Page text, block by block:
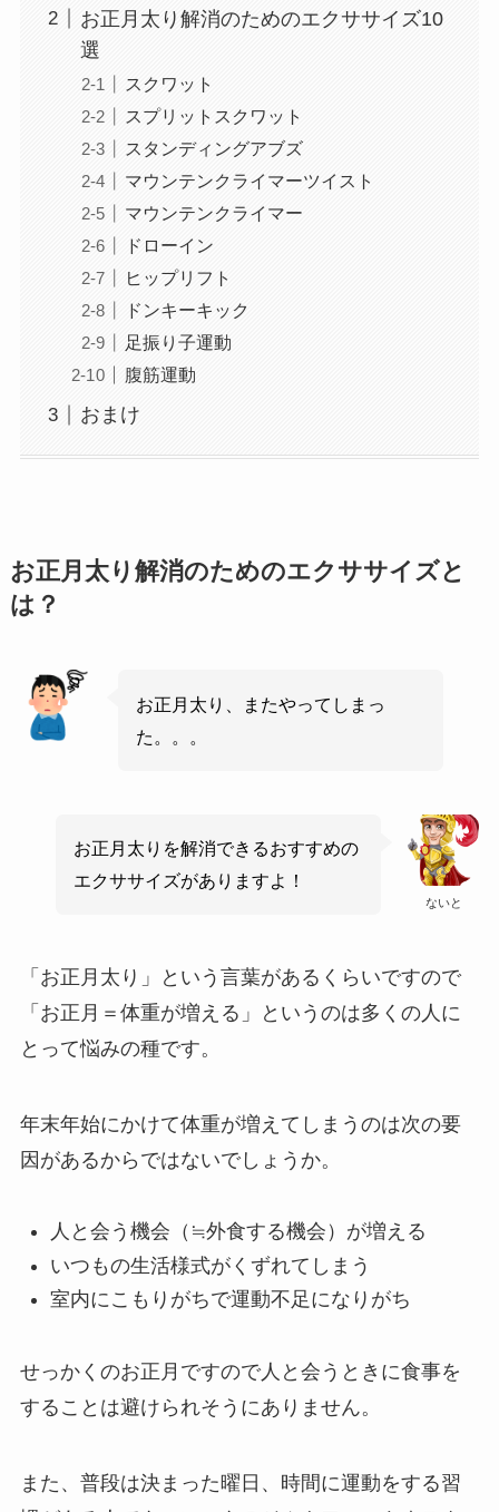
お正月太り解消のためのエクササイズ10
選
スクワット
スプリットスクワット
スタンディングアブズ
マウンテンクライマーツイスト
マウンテンクライマー
ドローイン
ヒップリフト
ドンキーキック
足振り子運動
腹筋運動
おまけ
お正月太り解消のためのエクササイズと
は？
お正月太り、またやってしまっ
た。。。
ないと
お正月太りを解消できるおすすめの
エクササイズがありますよ！
「お正月太り」という言葉があるくらいですので
「お正月＝体重が増える」というのは多くの人に
とって悩みの種です。
年末年始にかけて体重が増えてしまうのは次の要
因があるからではないでしょうか。
人と会う機会（≒外食する機会）が増える
いつもの生活様式がくずれてしまう
室内にこもりがちで運動不足になりがち
せっかくのお正月ですので人と会うときに食事を
することは避けられそうにありません。
また、普段は決まった曜日、時間に運動をする習